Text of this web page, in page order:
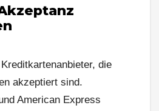
die
akzeptiert sind.
American Express